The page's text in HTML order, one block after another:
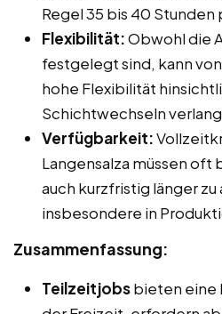
Regel 35 bis 40 Stunden
Flexibilität:Obwohl die
festgelegt sind, kann
hohe Flexibilität
Schichtwechseln
Verfügbarkeit:
Langensalza müssen
auch kurzfristig länger
insbesondere in
Zusammenfassung:
Teilzeitjobsbieten eine